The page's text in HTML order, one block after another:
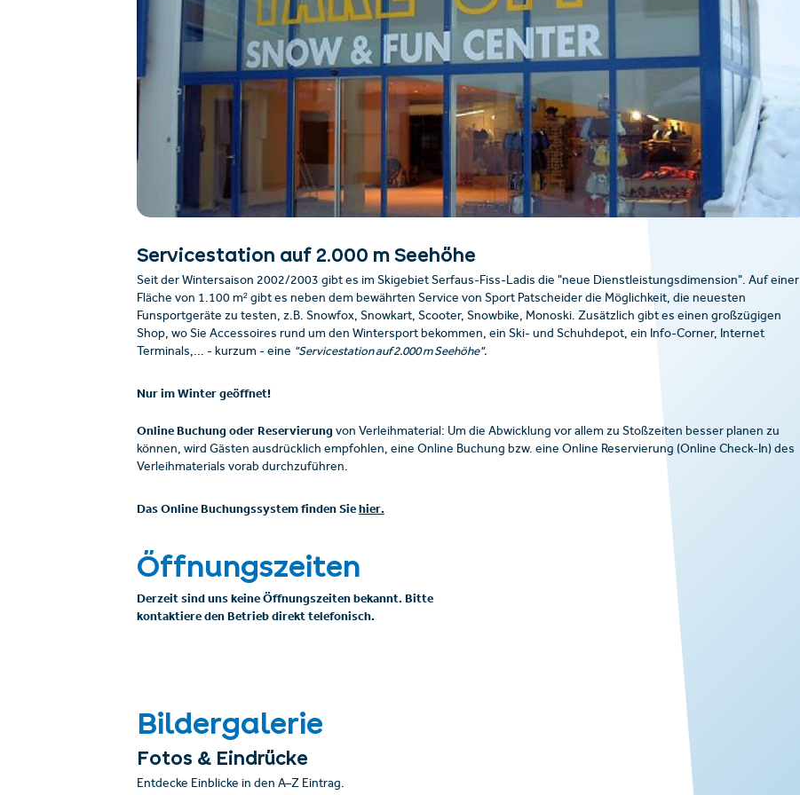
Servicestation auf 2.000 m Seehöhe
Seit der Wintersaison 2002/2003 gibt es im Skigebiet Serfaus-Fiss-Ladis die "neue Dienstleistungsdimension". Auf einer
Fläche von 1.100 m² gibt es neben dem bewährten Service von Sport Patscheider die Möglichkeit, die neuesten
Funsportgeräte zu testen, z.B. Snowfox, Snowkart, Scooter, Snowbike, Monoski. Zusätzlich gibt es einen großzügigen
Shop, wo Sie Accessoires rund um den Wintersport bekommen, ein Ski- und Schuhdepot, ein Info-Corner, Internet
Terminals,... - kurzum - eine "Servicestation auf 2.000 m Seehöhe".
Nur im Winter geöffnet!
Online Buchung oder Reservierung von Verleihmaterial: Um die Abwicklung vor allem zu Stoßzeiten besser planen zu
können, wird Gästen ausdrücklich empfohlen, eine Online Buchung bzw. eine Online Reservierung (Online Check-In) des
Verleihmaterials vorab durchzuführen.
Das Online Buchungssystem finden Siehier.
Öffnungszeiten
Derzeit sind uns keine Öffnungszeiten bekannt. Bitte
kontaktiere den Betrieb direkt telefonisch.
Bildergalerie
Fotos & Eindrücke
Entdecke Einblicke in den A–Z Eintrag.